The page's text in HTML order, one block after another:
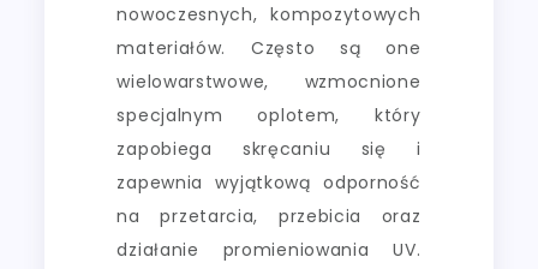
nowoczesnych, kompozytowych
materiałów. Często są one
wielowarstwowe, wzmocnione
specjalnym oplotem, który
zapobiega skręcaniu się i
zapewnia wyjątkową odporność
na przetarcia, przebicia oraz
działanie promieniowania UV.